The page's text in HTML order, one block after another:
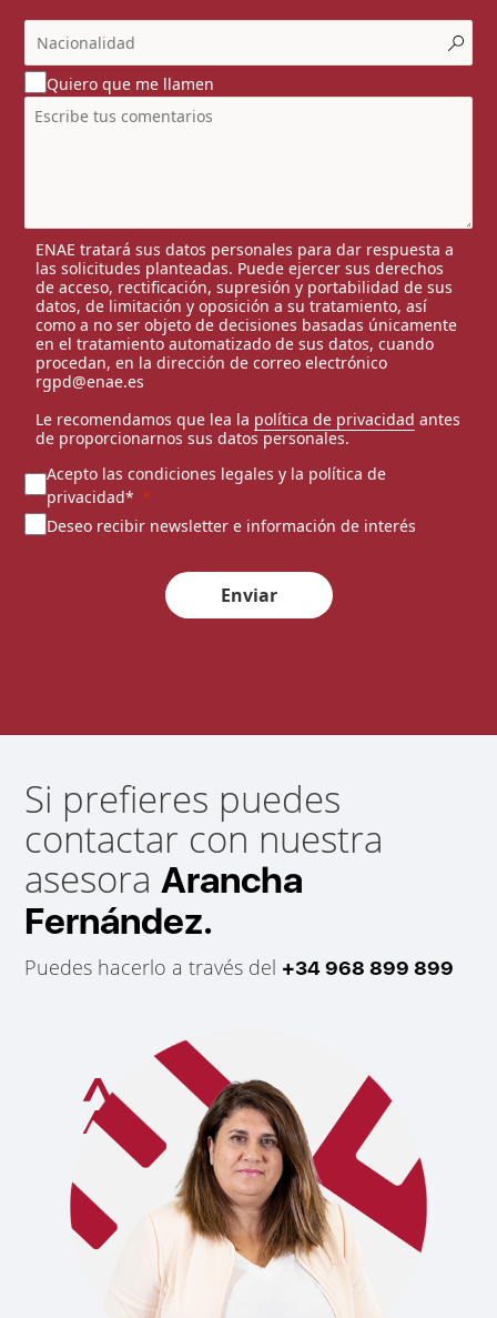
Quiero que me llamen
ENAE tratará sus datos personales para dar respuesta a
las solicitudes planteadas. Puede ejercer sus derechos
de acceso, rectificación, supresión y portabilidad de sus
datos, de limitación y oposición a su tratamiento, así
como a no ser objeto de decisiones basadas únicamente
en el tratamiento automatizado de sus datos, cuando
procedan, en la dirección de correo electrónico
rgpd@enae.es
Le recomendamos que lea la política de privacidad antes
de proporcionarnos sus datos personales.
Acepto las condiciones legales y la política de
privacidad*
Deseo recibir newsletter e información de interés
Enviar
Si prefieres puedes
contactar con nuestra
asesoraArancha
Fernández.
Puedes hacerlo a través del +34 968 899 899